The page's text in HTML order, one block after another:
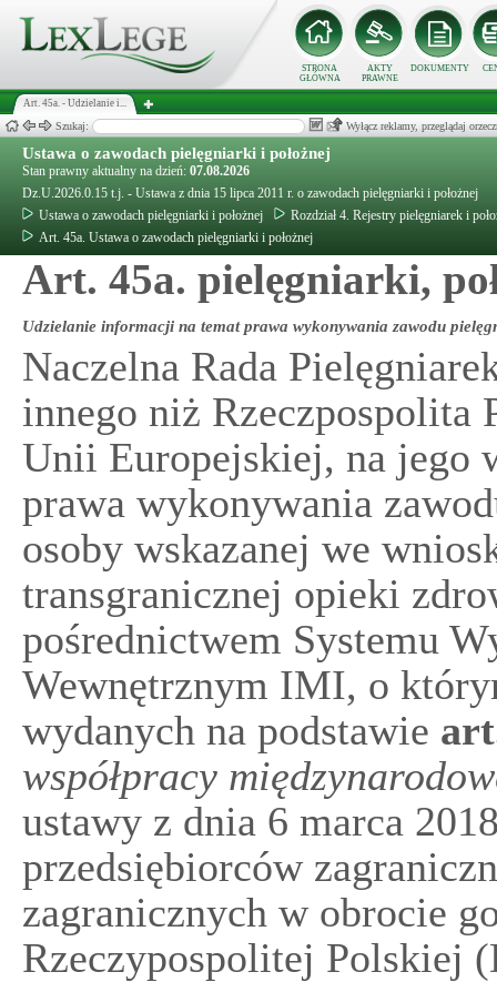
STRONA
GŁÓWNA
AKTY
PRAWNE
DOKUMENTY
Art. 45a. - Udzielanie i...
Szukaj: Wyłącz reklamy, przeglądaj
Ustawa o zawodach pielęgniarki i położnej
Stan prawny aktualny na dzień: 07.08.2026
Dz.U.2026.0.15 t.j. - Ustawa z dnia 15 lipca 2011 r. o zawodach pielęgniarki i położnej
Ustawa o zawodach pielęgniarki i położnej
Rozdział 4. Rejestry pielęgniarek i
Art. 45a. Ustawa o zawodach pielęgniarki i położnej
Art. 45a. pielęgniarki,
Udzielanie informacji na temat prawa wykonywania zawodu
Naczelna Rada
innego niż Rzeczpospolita
Unii Europejskiej, na jego
prawa wykonywania
osoby wskazanej we
transgranicznej opieki
pośrednictwem Systemu
Wewnętrznym IMI, o
wydanych na podstawie
współpracy
ustawy z dnia 6 marca
przedsiębiorców
zagranicznych w obrocie
Rzeczypospolitej Polskiej